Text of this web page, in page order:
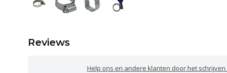
Reviews
Help ons en andere klanten door het